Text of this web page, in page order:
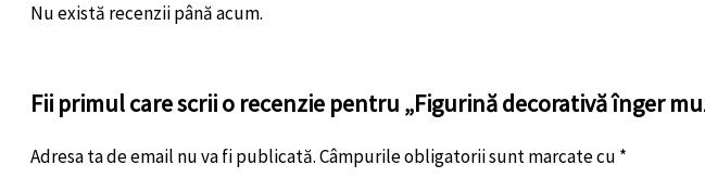
Nu există recenzii până acum.
Fii primul care scrii o recenzie pentru „Figurină decorativă înger
Adresa ta de email nu va fi publicată.Câmpurile obligatorii sunt marcate cu *